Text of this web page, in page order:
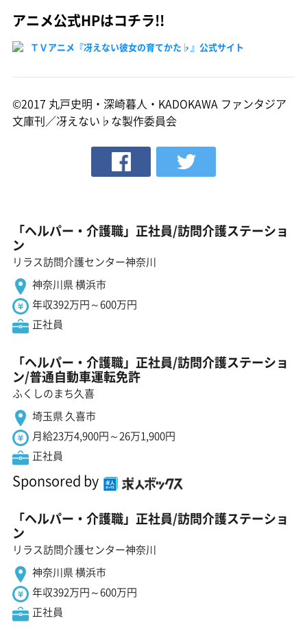
アニメ公式HPはコチラ!!
ＴＶアニメ『冴えない彼女の育てかた♭』公式サイト
©2017 丸戸史明・深崎暮人・KADOKAWA ファンタジア
文庫刊／冴えない♭な製作委員会
「ヘルパー・介護職」正社員/訪問介護ステーショ
ン
リラス訪問介護センター神奈川
神奈川県 横浜市
年収392万円～600万円
正社員
「ヘルパー・介護職」正社員/訪問介護ステーショ
ン/普通自動車運転免許
ふくしのまち久喜
埼玉県 久喜市
月給23万4,900円～26万1,900円
正社員
Sponsored by
「ヘルパー・介護職」正社員/訪問介護ステーショ
ン
リラス訪問介護センター神奈川
神奈川県 横浜市
年収392万円～600万円
正社員